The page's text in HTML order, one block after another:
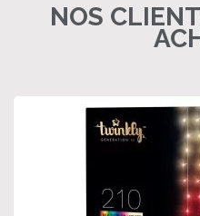
NOS